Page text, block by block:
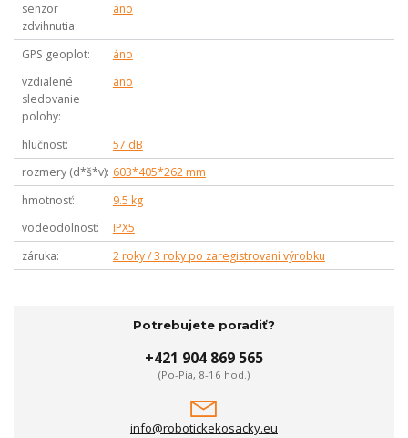
senzor
zdvihnutia
áno
GPS geoplot
áno
vzdialené
sledovanie
polohy
áno
hlučnosť
57 dB
rozmery (d*š*v) 603*405*262 mm
hmotnosť
9.5 kg
vodeodolnosť
IPX5
záruka
2 roky / 3 roky po zaregistrovaní výrobku
Potrebujete poradiť?
+421 904 869 565
(Po-Pia, 8-16 hod.)
info@robotickekosacky.eu